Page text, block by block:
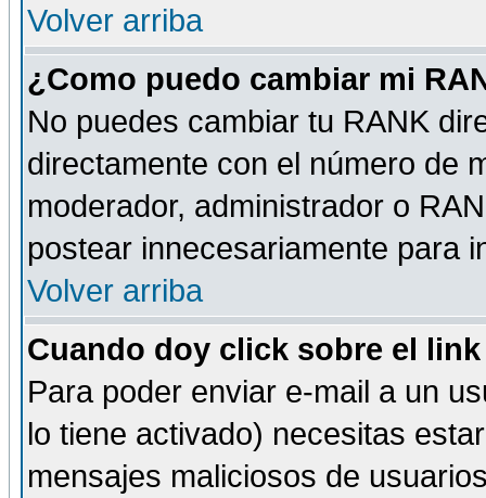
Volver arriba
¿Como puedo cambiar mi
No puedes cambiar tu RANK
directamente con el número de
moderador, administrador o
postear innecesariamente para
Volver arriba
Cuando doy click sobre el
Para poder enviar e-mail a un
lo tiene activado) necesitas
mensajes maliciosos de